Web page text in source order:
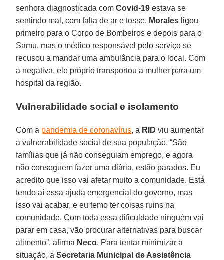
senhora diagnosticada com Covid-19 estava se
sentindo mal, com falta de ar e tosse. Morales ligou
primeiro para o Corpo de Bombeiros e depois para o
Samu, mas o médico responsável pelo serviço se
recusou a mandar uma ambulância para o local. Com
a negativa, ele próprio transportou a mulher para um
hospital da região.
Vulnerabilidade social e isolamento
Com a pandemia de coronavírus, a RID viu aumentar
a vulnerabilidade social de sua população. “São
famílias que já não conseguiam emprego, e agora
não conseguem fazer uma diária, estão parados. Eu
acredito que isso vai afetar muito a comunidade. Está
tendo aí essa ajuda emergencial do governo, mas
isso vai acabar, e eu temo ter coisas ruins na
comunidade. Com toda essa dificuldade ninguém vai
parar em casa, vão procurar alternativas para buscar
alimento”, afirma Neco. Para tentar minimizar a
situação, aSecretaria Municipal de Assistência